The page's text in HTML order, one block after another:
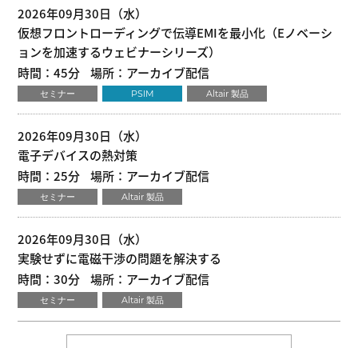
2026年09月30日（水）
仮想フロントローディングで伝導EMIを最小化（Eノベーシ
ョンを加速するウェビナーシリーズ）
時間：45分
場所：アーカイブ配信
セミナー PSIM Altair 製品
2026年09月30日（水）
電子デバイスの熱対策
時間：25分
場所：アーカイブ配信
セミナー Altair 製品
2026年09月30日（水）
実験せずに電磁干渉の問題を解決する
時間：30分
場所：アーカイブ配信
セミナー Altair 製品